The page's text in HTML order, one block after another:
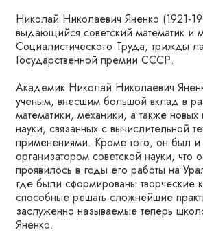
Николай Николаевич Яненко (1921-
выдающийся советский математик и
Социалистического Труда, трижды
Государственной премии СССР.
Академик Николай Николаевич
ученым, внесшим большой вклад в
математики, механики, а также новых
науки, связанных с вычислительной
применениями. Кроме того, он был и
организатором советской науки, что
проявилось в годы его работы на
где были сформированы творческие
способные решать сложнейшие
заслуженно называемые теперь
Яненко.